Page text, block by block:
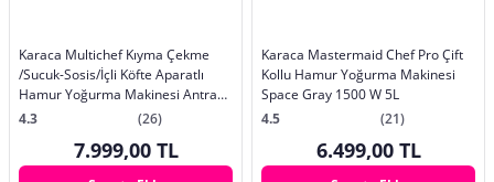
Karaca Multichef Kıyma Çekme
/Sucuk-Sosis/İçli Köfte Aparatlı
Hamur Yoğurma Makinesi Antrasit
1900W 5,5L
4.3 (26)
7.999,00 TL
Karaca Mastermaid Chef Pro Çift
Kollu Hamur Yoğurma Makinesi
Space Gray 1500 W 5L
4.5
(21)
6.499,00 TL